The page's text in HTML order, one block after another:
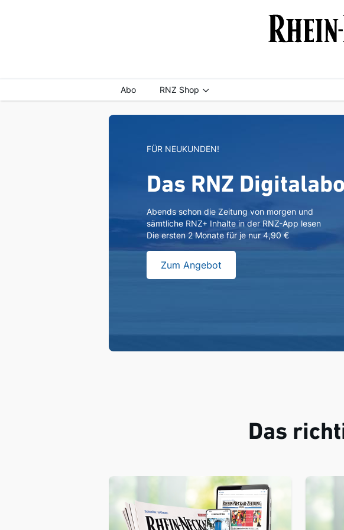
Abo RNZ Shop
FÜR NEUKUNDEN!
Das RNZ Digitalabo
Abends schon die Zeitung von morgen und
sämtliche RNZ+ Inhalte in der RNZ-App lesen
Die ersten 2 Monate für je nur 4,90 €
Zum Angebot
Das